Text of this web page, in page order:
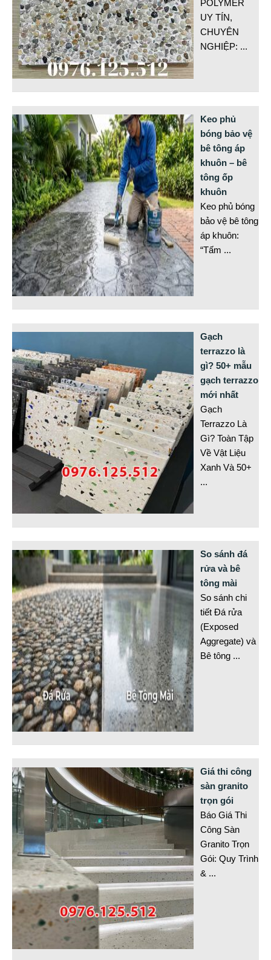
POLYMER
UY TÍN,
CHUYÊN
NGHIỆP: ...
Keo phủ
bóng bảo vệ
bê tông áp
khuôn – bê
tông ốp
khuôn
Keo phủ bóng
bảo vệ bê tông
áp khuôn:
“Tấm ...
Gạch
terrazzo là
gì? 50+ mẫu
gạch terrazzo
mới nhất
Gạch
Terrazzo Là
Gì? Toàn Tập
Về Vật Liệu
Xanh Và 50+
...
So sánh đá
rửa và bê
tông mài
So sánh chi
tiết Đá rửa
(Exposed
Aggregate) và
Bê tông ...
Giá thi công
sàn granito
trọn gói
Báo Giá Thi
Công Sàn
Granito Trọn
Gói: Quy Trình
& ...